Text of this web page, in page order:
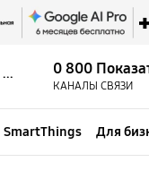
0 800
КАНАЛЫ СВЯЗИ
SmartThings Для